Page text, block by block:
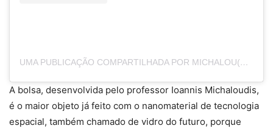
UMA PUBLICAÇÃO COMPARTILHADA POR MICHALOU(DI)S IOANNIS (@MICHALOUDIS.IOANNIS)
A bolsa, desenvolvida pelo professor Ioannis Michaloudis,
é o maior objeto já feito com o nanomaterial de tecnologia
espacial, também chamado de vidro do futuro, porque